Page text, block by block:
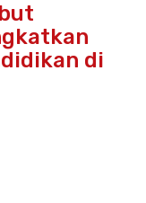
di